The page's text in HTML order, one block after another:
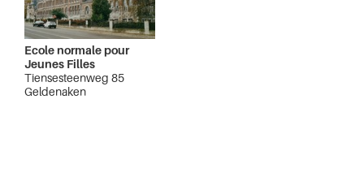
Ecole normale pour
Jeunes Filles
Tiensesteenweg 85
Geldenaken